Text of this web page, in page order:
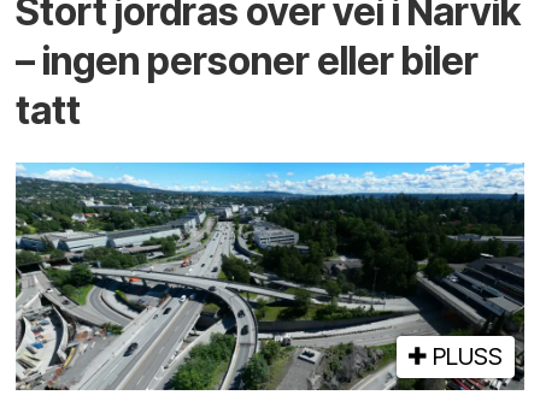
Stort jordras over vei i Narvik
– ingen personer eller biler
tatt
PLUSS